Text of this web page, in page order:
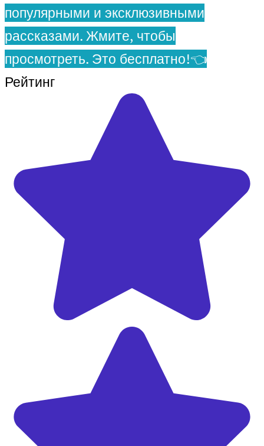
популярными и эксклюзивными
рассказами. Жмите, чтобы
просмотреть. Это бесплатно!👈
Рейтинг